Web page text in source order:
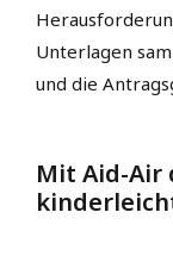
Unterlagen
und die
Mit Aid-Air